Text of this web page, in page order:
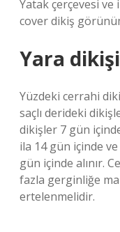
Yatak çerçevesi
cover dikiş
Yara
Yüzdeki cerrahi
saçlı derideki
dikişler 7 gün
ila 14 gün içinde
gün içinde alınır.
fazla gerginliğe
ertelenmelidir.